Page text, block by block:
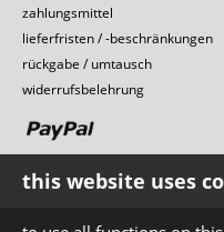
zahlungsmittel
lieferfristen / -beschränkungen
rückgabe / umtausch
widerrufsbelehrung
this website uses